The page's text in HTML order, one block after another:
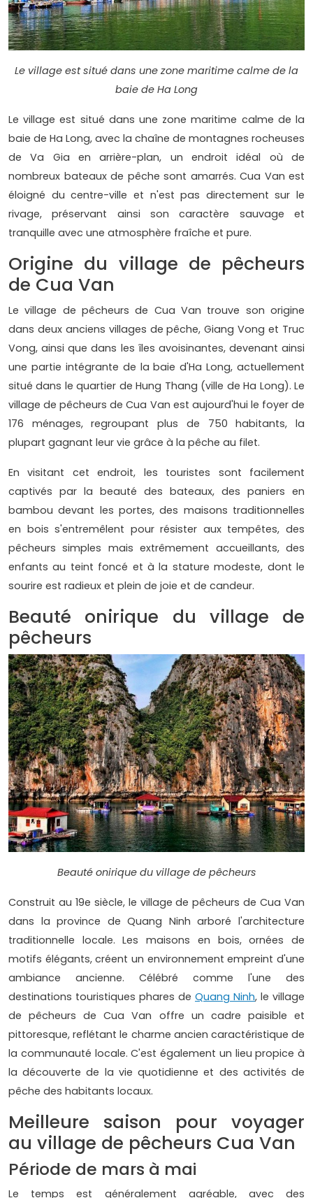
Le village est situé dans une zone maritime calme de la
baie de Ha Long
Le village est situé dans une zone maritime calme de la
baie de Ha Long, avec la chaîne de montagnes rocheuses
de Va Gia en arrière-plan, un endroit idéal où de
nombreux bateaux de pêche sont amarrés. Cua Van est
éloigné du centre-ville et n'est pas directement sur le
rivage, préservant ainsi son caractère sauvage et
tranquille avec une atmosphère fraîche et pure.
Origine du village de pêcheurs
de Cua Van
Le village de pêcheurs de Cua Van trouve son origine
dans deux anciens villages de pêche, Giang Vong et Truc
Vong, ainsi que dans les îles avoisinantes, devenant ainsi
une partie intégrante de la baie d'Ha Long, actuellement
situé dans le quartier de Hung Thang (ville de Ha Long). Le
village de pêcheurs de Cua Van est aujourd'hui le foyer de
176 ménages, regroupant plus de 750 habitants, la
plupart gagnant leur vie grâce à la pêche au filet.
En visitant cet endroit, les touristes sont facilement
captivés par la beauté des bateaux, des paniers en
bambou devant les portes, des maisons traditionnelles
en bois s'entremêlent pour résister aux tempêtes, des
pêcheurs simples mais extrêmement accueillants, des
enfants au teint foncé et à la stature modeste, dont le
sourire est radieux et plein de joie et de candeur.
Beauté onirique du village de
pêcheurs
Beauté onirique du village de pêcheurs
Construit au 19e siècle, le village de pêcheurs de Cua Van
dans la province de Quang Ninh arboré l'architecture
traditionnelle locale. Les maisons en bois, ornées de
motifs élégants, créent un environnement empreint d'une
ambiance ancienne. Célébré comme l'une des
destinations touristiques phares de Quang Ninh, le village
de pêcheurs de Cua Van offre un cadre paisible et
pittoresque, reflétant le charme ancien caractéristique de
la communauté locale. C'est également un lieu propice à
la découverte de la vie quotidienne et des activités de
pêche des habitants locaux.
Meilleure saison pour voyager
au village de pêcheurs Cua Van
Période de mars à mai
Le temps est généralement agréable, avec des